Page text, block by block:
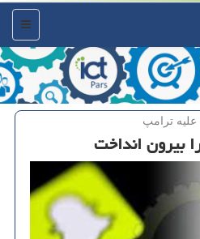
منو
ترامپ
بیرون انداخت